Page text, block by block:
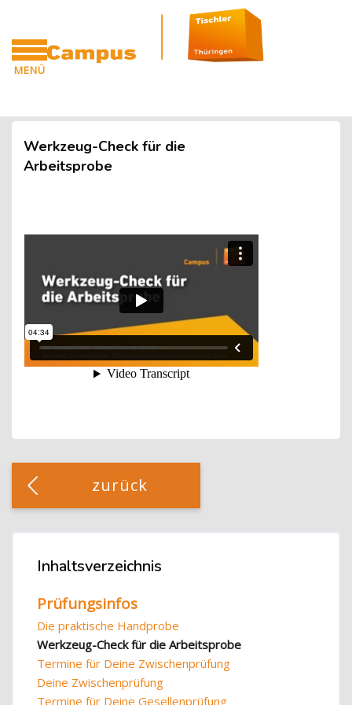
MENÜ
Zum Hauptinhalt
Blöcke
Blöcke
Werkzeug-Check für die
Arbeitsprobe
Blöcke
[Cocoon] Custom HTML überspringen
zurück
Inhaltsverzeichnis überspringen
Inhaltsverzeichnis
Prüfungsinfos
Die praktische Handprobe
Werkzeug-Check für die Arbeitsprobe
Termine für Deine Zwischenprüfung
Deine Zwischenprüfung
Termine für Deine Gesellenprüfung